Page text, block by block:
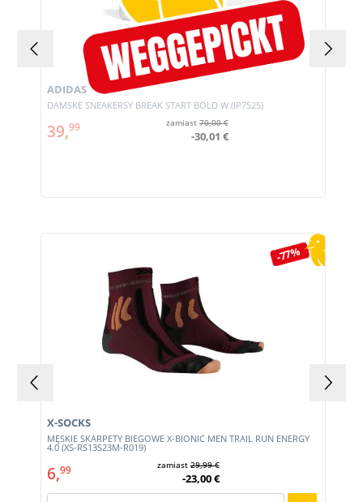
DAMSKE SNEAKERSY BREAK START BOLD W (JP7525)
ADIDAS
39,99 zamiast70,00 €
-30,01 €
-77%
MĘSKIE SKARPETY BIEGOWE X-BIONIC MEN TRAIL RUN ENERGY
4.0 (XS-RS13S23M-R019)
X-SOCKS
6,99 zamiast29,99 €
-23,00 €